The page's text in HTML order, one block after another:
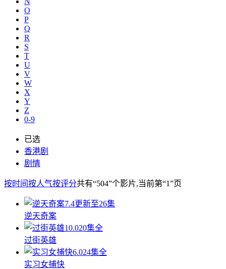
O
P
Q
R
S
T
U
V
W
X
Y
Z
0-9
已选
香港剧
剧情
按时间按人气按评分共有“504”个影片,当前第“1”页
7.4更新至26集
逆天奇案
10.020集全
过街英雄
6.024集全
实习女捕快